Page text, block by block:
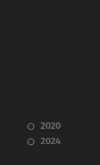
2020
2024